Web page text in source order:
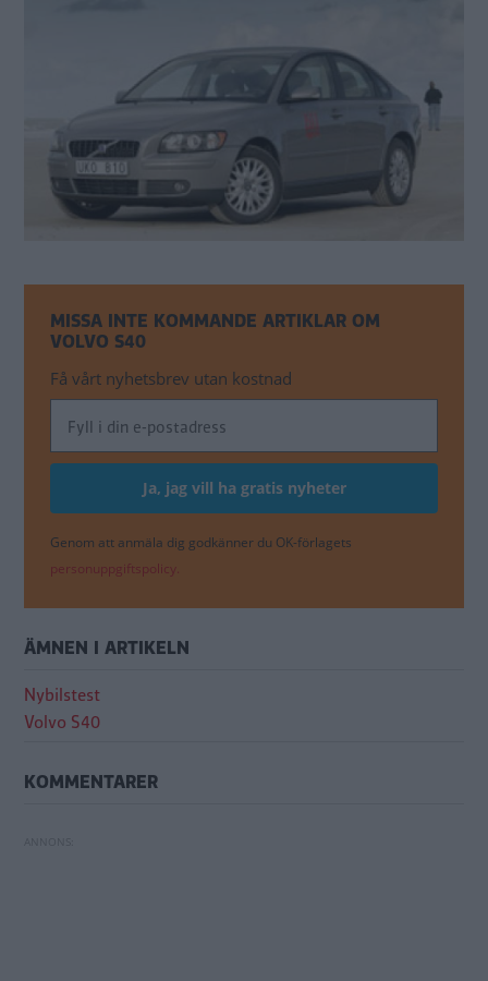
MISSA INTE KOMMANDE ARTIKLAR OM
VOLVO S40
Få vårt nyhetsbrev utan kostnad
Genom att anmäla dig godkänner du OK-förlagets
personuppgiftspolicy.
ÄMNEN I ARTIKELN
Nybilstest
Volvo S40
KOMMENTARER